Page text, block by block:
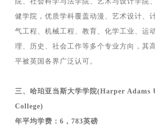
健学院，优质学科覆盖动漫、艺术设计、
气工程、机械工程、教育、化学工业、运
理、历史、社会工作等多个专业方向，其
平被英国各界广泛认可。
三、哈珀亚当斯大学学院(Harper Adams
College)
年平均学费：6，783英磅